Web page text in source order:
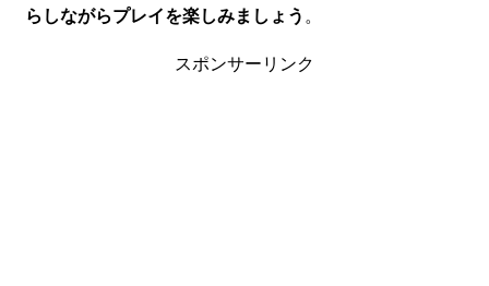
らしながらプレイを楽しみましょう 。
スポンサーリンク